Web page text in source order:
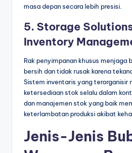
masa depan secara lebih presisi.
5. Storage
Inventory
Rak penyimpanan khusus menjaga
bersih dan tidak rusak karena
Sistem inventaris yang terorganisir
ketersediaan stok selalu dalam
dan manajemen stok yang baik
keterlambatan produksi akibat
Jenis-Jenis